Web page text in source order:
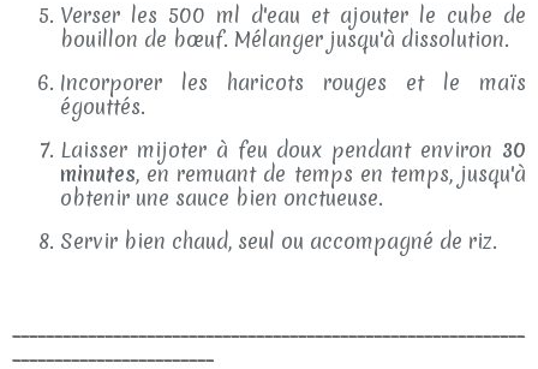
Verser les 500 ml d'eau et ajouter le cube de
bouillon de bœuf. Mélanger jusqu'à dissolution.
Incorporer les haricots rouges et le maïs
égouttés.
Laisser mijoter à feu doux pendant environ 30
minutes, en remuant de temps en temps, jusqu'à
obtenir une sauce bien onctueuse.
Servir bien chaud, seul ou accompagné de riz.